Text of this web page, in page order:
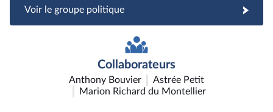
Voir le groupe politique
Collaborateurs
Anthony Bouvier
Astrée Petit
Marion Richard du Montellier